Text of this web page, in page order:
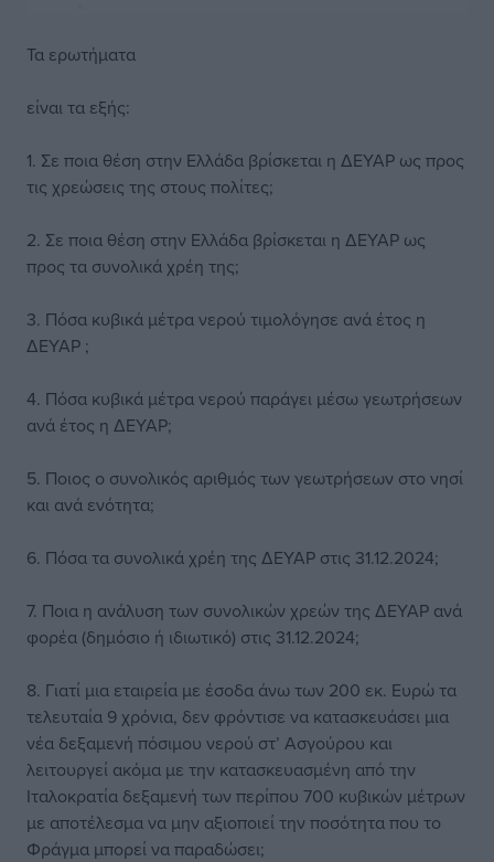
Τα ερωτήματα
είναι τα εξής:
1. Σε ποια θέση στην Ελλάδα βρίσκεται η ΔΕΥΑΡ ως προς
τις χρεώσεις της στους πολίτες;
2. Σε ποια θέση στην Ελλάδα βρίσκεται η ΔΕΥΑΡ ως
προς τα συνολικά χρέη της;
3. Πόσα κυβικά μέτρα νερού τιμολόγησε ανά έτος η
ΔΕΥΑΡ ;
4. Πόσα κυβικά μέτρα νερού παράγει μέσω γεωτρήσεων
ανά έτος η ΔΕΥΑΡ;
5. Ποιος ο συνολικός αριθμός των γεωτρήσεων στο νησί
και ανά ενότητα;
6. Πόσα τα συνολικά χρέη της ΔΕΥΑΡ στις 31.12.2024;
7. Ποια η ανάλυση των συνολικών χρεών της ΔΕΥΑΡ ανά
φορέα (δημόσιο ή ιδιωτικό) στις 31.12.2024;
8. Γιατί μια εταιρεία με έσοδα άνω των 200 εκ. Ευρώ τα
τελευταία 9 χρόνια, δεν φρόντισε να κατασκευάσει μια
νέα δεξαμενή πόσιμου νερού στ’ Ασγούρου και
λειτουργεί ακόμα με την κατασκευασμένη από την
Ιταλοκρατία δεξαμενή των περίπου 700 κυβικών μέτρων
με αποτέλεσμα να μην αξιοποιεί την ποσότητα που το
Φράγμα μπορεί να παραδώσει;